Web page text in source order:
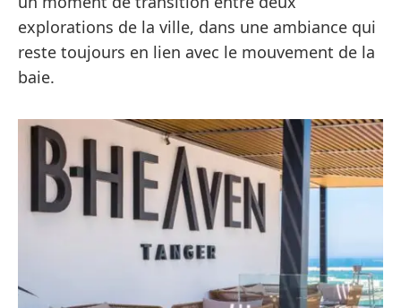
explorations de la ville, dans une ambiance qui
reste toujours en lien avec le mouvement de la
baie.